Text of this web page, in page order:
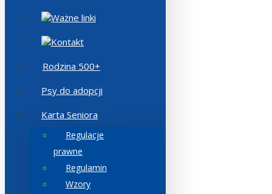
Ważne linki
Kontakt
Rodzina 500+
Psy do adopcji
Karta Seniora
Regulacje
prawne
Regulamin
Wzory